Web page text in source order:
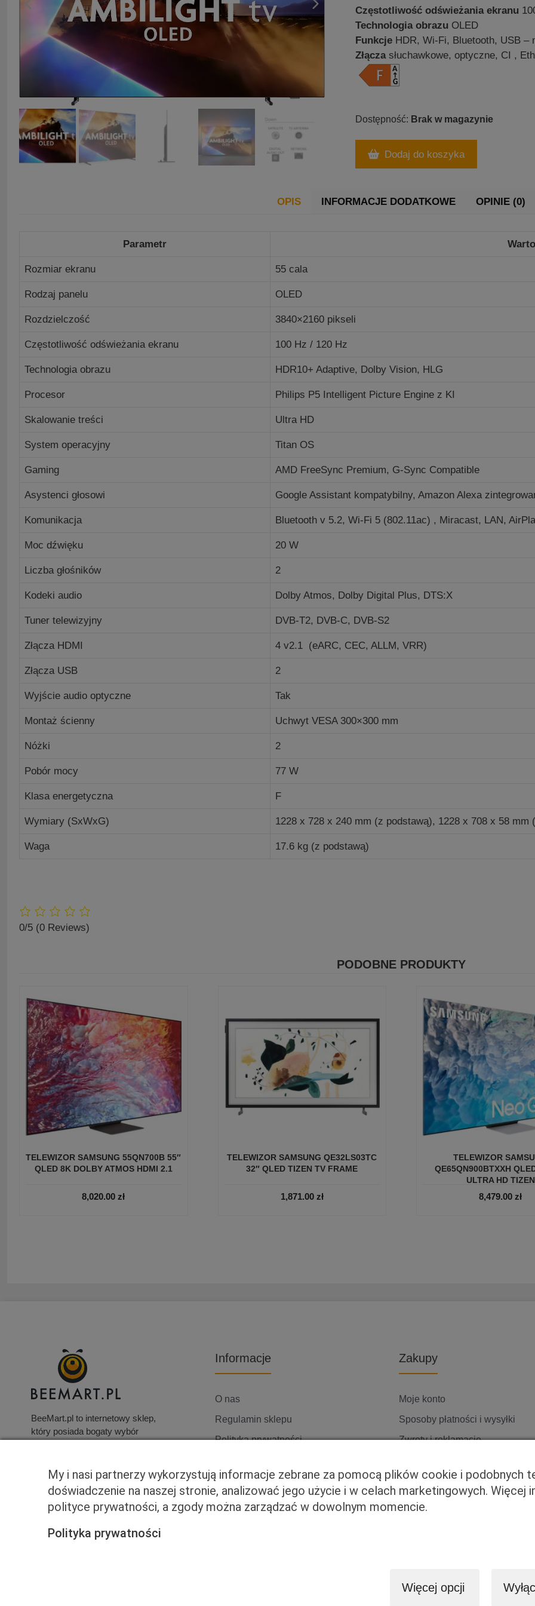
Częstotliwość odświeżania ekranu
Technologia obrazu OLED
Funkcje HDR, Wi-Fi, Bluetooth, USB –
Złączasłuchawkowe, optyczne, CI ,
Brak w magazynie
Dodaj do koszyka
OPIS INFORMACJE DODATKOWE OPINIE (0)
Parametr
Rozmiar ekranu 55 cala
Rodzaj panelu OLED
Rozdzielczość 3840×2160 pikseli
Częstotliwość odświeżania ekranu 100 Hz / 120 Hz
Technologia obrazu HDR10+ Adaptive, Dolby Vision, HLG
Procesor Philips P5 Intelligent Picture Engine z KI
Skalowanie treści Ultra HD
System operacyjny Titan OS
Gaming AMD FreeSync Premium, G-Sync Compatible
Asystenci głosowi Google Assistant kompatybilny, Amazon Alexa
Komunikacja Bluetooth v 5.2, Wi-Fi 5 (802.11ac) , Miracast, LAN,
Moc dźwięku 20 W
Liczba głośników 2
Kodeki audio Dolby Atmos, Dolby Digital Plus, DTS:X
Tuner telewizyjny DVB-T2, DVB-C, DVB-S2
Złącza HDMI 4 v2.1 (eARC, CEC, ALLM, VRR)
Złącza USB 2
Wyjście audio optyczne Tak
Montaż ścienny Uchwyt VESA 300×300 mm
Nóżki 2
Pobór mocy 77 W
Klasa energetyczna F
Wymiary (SxWxG) 1228 x 728 x 240 mm (z podstawą), 1228 x 708 x 58 mm
Waga 17.6 kg (z podstawą)
0/5 (0 Reviews)
PODOBNE PRODUKTY
TELEWIZOR SAMSUNG 55QN700B 55″
QLED 8K DOLBY ATMOS HDMI 2.1
8,020.00zł
TELEWIZOR SAMSUNG QE32LS03TC
32″ QLED TIZEN TV FRAME
1,871.00 zł
TELEWIZOR
QE65QN900BTXXH
ULTRA HD TIZEN
8,479.00zł
BeeMart.pl to internetowy sklep,
który posiada bogaty wybór
innych artykułów.
Informacje
O nas
Regulamin sklepu
Polityka prywatności
Zakupy
Moje konto
Sposoby płatności i wysyłki
Zwroty i reklamacje
My i nasi partnerzy wykorzystują informacje zebrane za pomocą plików cookie i podobnych
doświadczenie na naszej stronie, analizować jego użycie i w celach marketingowych. Więcej
polityce prywatności, a zgody można zarządzać w dowolnym momencie.
Polityka prywatności
Więcej opcji